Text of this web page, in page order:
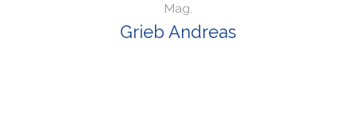
Mag.
Grieb Andreas